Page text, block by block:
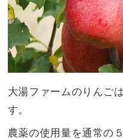
大湯ファームのりんご
す。
農薬の使用量を通常の